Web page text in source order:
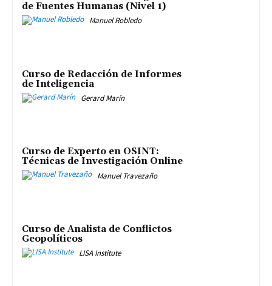
de Fuentes Humanas (Nivel 1)
Manuel Robledo
Curso de Redacción de Informes
de Inteligencia
Gerard Marín
Curso de Experto en OSINT:
Técnicas de Investigación Online
Manuel Travezaño
Curso de Analista de Conflictos
Geopolíticos
LISA Institute